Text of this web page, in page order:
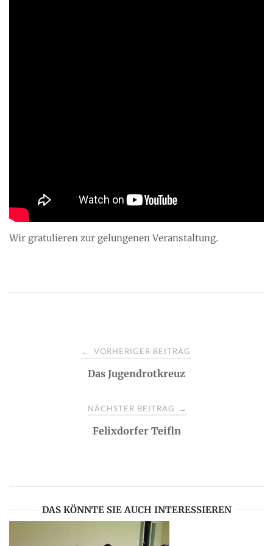
Wir gratulieren zur gelungenen Veranstaltung.
← VORHERIGER BEITRAG
Das Jugendrotkreuz
NÄCHSTER BEITRAG →
Felixdorfer Teifln
DAS KÖNNTE SIE AUCH INTERESSIEREN